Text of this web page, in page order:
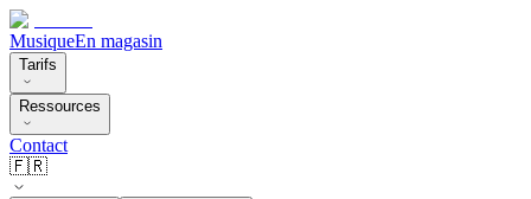
MusiqueEn magasin
Tarifs
Ressources
Contact
🇫🇷